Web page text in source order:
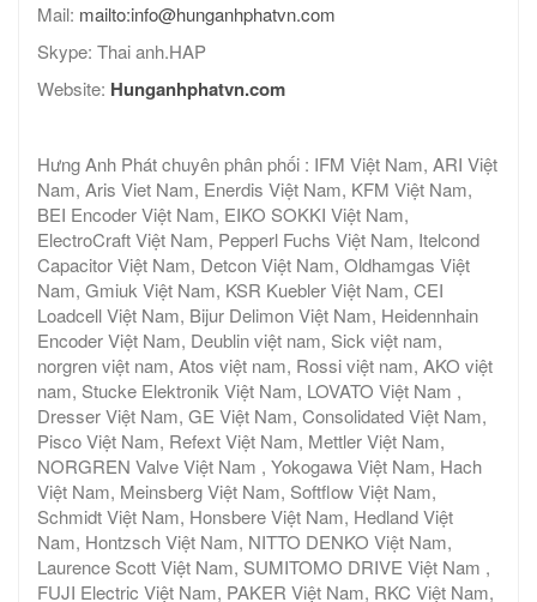
Mail: mailto:info@hunganhphatvn.com
Skype: Thai anh.HAP
Website: Hunganhphatvn.com
Hưng Anh Phát chuyên phân phối : IFM Việt Nam, ARI Việt
Nam, Aris Viet Nam, Enerdis Việt Nam, KFM Việt Nam,
BEI Encoder Việt Nam, EIKO SOKKI Việt Nam,
ElectroCraft Việt Nam, Pepperl Fuchs Việt Nam, Itelcond
Capacitor Việt Nam, Detcon Việt Nam, Oldhamgas Việt
Nam, Gmiuk Việt Nam, KSR Kuebler Việt Nam, CEI
Loadcell Việt Nam, Bijur Delimon Việt Nam, Heidennhain
Encoder Việt Nam, Deublin việt nam, Sick việt nam,
norgren việt nam, Atos việt nam, Rossi việt nam, AKO việt
nam, Stucke Elektronik Việt Nam, LOVATO Việt Nam ,
Dresser Việt Nam, GE Việt Nam, Consolidated Việt Nam,
Pisco Việt Nam, Refext Việt Nam, Mettler Việt Nam,
NORGREN Valve Việt Nam , Yokogawa Việt Nam, Hach
Việt Nam, Meinsberg Việt Nam, Softflow Việt Nam,
Schmidt Việt Nam, Honsbere Việt Nam, Hedland Việt
Nam, Hontzsch Việt Nam, NITTO DENKO Việt Nam,
Laurence Scott Việt Nam, SUMITOMO DRIVE Việt Nam ,
FUJI Electric Việt Nam, PAKER Việt Nam, RKC Việt Nam,